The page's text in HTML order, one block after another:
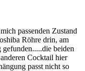
passenden Zustand
ba Röhre drin, am
beiden
Cocktail hier
passt nicht so